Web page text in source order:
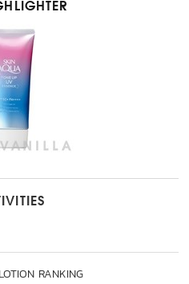
RANKING